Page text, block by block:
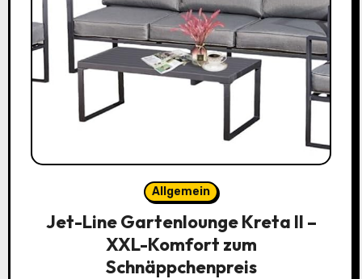
Allgemein
Jet-Line Gartenlounge Kreta II –
XXL-Komfort zum
Schnäppchenpreis